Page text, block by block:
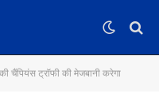
चैंपियंस ट्रॉफी की मेजबानी करेगा